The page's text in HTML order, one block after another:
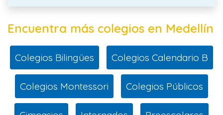
Encuentra más colegios en Medellín
Colegios Bilingües Colegios Calendario B
Colegios Montessori Colegios Públicos